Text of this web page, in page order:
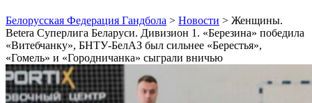
Белорусская Федерация Гандбола > Новости > Женщины.
Betera Суперлига Беларуси. Дивизион 1. «Березина» победила
«Витебчанку», БНТУ-БелАЗ был сильнее «Берестья»,
«Гомель» и «Городничанка» сыграли вничью